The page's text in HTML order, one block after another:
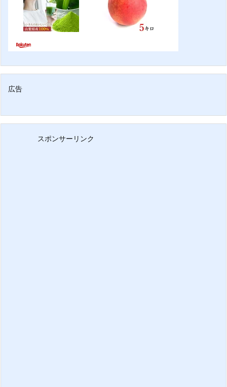
広告
スポンサーリンク